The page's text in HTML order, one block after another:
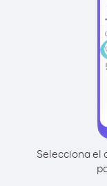
Selecciona el